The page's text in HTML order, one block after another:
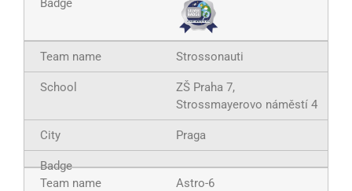
Strossonauti
ZŠ Praha 7,
Strossmayerovo náměstí 4
Praga
Astro-6